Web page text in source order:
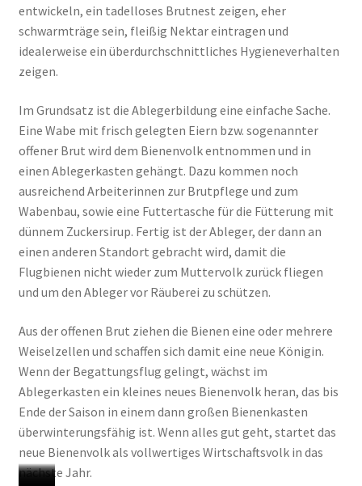
entwickeln, ein tadelloses Brutnest zeigen, eher
schwarmträge sein, fleißig Nektar eintragen und
idealerweise ein überdurchschnittliches Hygieneverhalten
zeigen.
Im Grundsatz ist die Ablegerbildung eine einfache Sache.
Eine Wabe mit frisch gelegten Eiern bzw. sogenannter
offener Brut wird dem Bienenvolk entnommen und in
einen Ablegerkasten gehängt. Dazu kommen noch
ausreichend Arbeiterinnen zur Brutpflege und zum
Wabenbau, sowie eine Futtertasche für die Fütterung mit
dünnem Zuckersirup. Fertig ist der Ableger, der dann an
einen anderen Standort gebracht wird, damit die
Flugbienen nicht wieder zum Muttervolk zurück fliegen
und um den Ableger vor Räuberei zu schützen.
Aus der offenen Brut ziehen die Bienen eine oder mehrere
Weiselzellen und schaffen sich damit eine neue Königin.
Wenn der Begattungsflug gelingt, wächst im
Ablegerkasten ein kleines neues Bienenvolk heran, das bis
Ende der Saison in einem dann großen Bienenkasten
überwinterungsfähig ist. Wenn alles gut geht, startet das
neue Bienenvolk als vollwertiges Wirtschaftsvolk in das
nächste Jahr.